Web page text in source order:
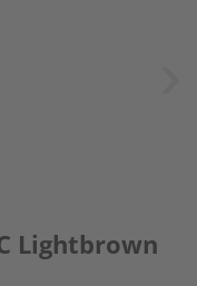
Lightbrown